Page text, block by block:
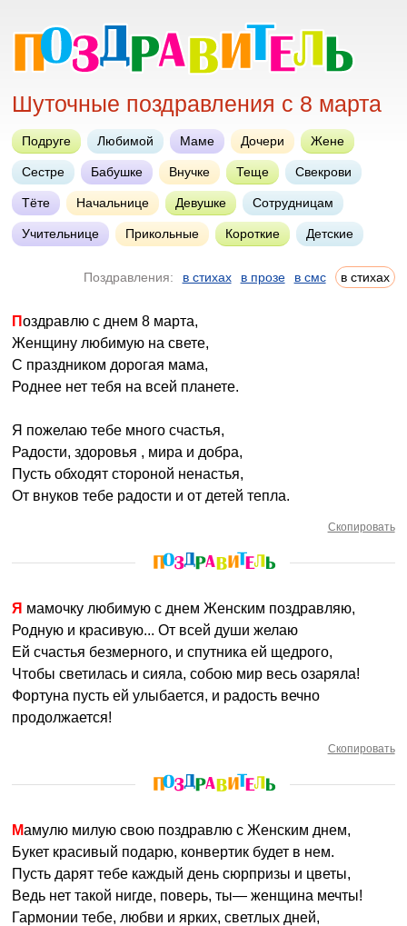
Шуточные поздравления с 8 марта
Подруге Любимой Маме Дочери Жене
Сестре Бабушке Внучке Теще Свекрови
Тёте Начальнице Девушке Сотрудницам
Учительнице Прикольные Короткие Детские
Поздравления: в стихах в прозе в смс в стихах
Поздравлю с днем 8 марта,
Женщину любимую на свете,
С праздником дорогая мама,
Роднее нет тебя на всей планете.
Я пожелаю тебе много счастья,
Радости, здоровья , мира и добра,
Пусть обходят стороной ненастья,
От внуков тебе радости и от детей тепла.
Скопировать
Я мамочку любимую с днем Женским поздравляю,
Родную и красивую... От всей души желаю
Ей счастья безмерного, и спутника ей щедрого,
Чтобы светилась и сияла, собою мир весь озаряла!
Фортуна пусть ей улыбается, и радость вечно
продолжается!
Скопировать
Мамулю милую свою поздравлю с Женским днем,
Букет красивый подарю, конвертик будет в нем.
Пусть дарят тебе каждый день сюрпризы и цветы,
Ведь нет такой нигде, поверь, ты— женщина мечты!
Гармонии тебе, любви и ярких, светлых дней,